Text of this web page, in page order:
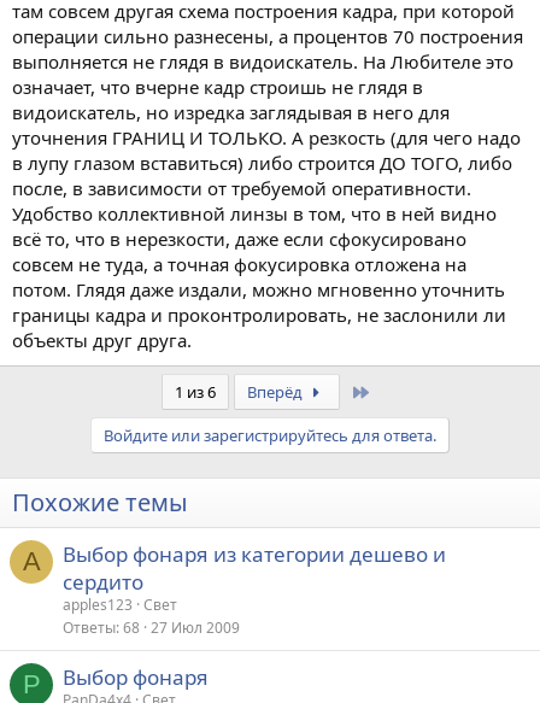
там совсем другая схема построения кадра, при которой
операции сильно разнесены, а процентов 70 построения
выполняется не глядя в видоискатель. На Любителе это
означает, что вчерне кадр строишь не глядя в
видоискатель, но изредка заглядывая в него для
уточнения ГРАНИЦ И ТОЛЬКО. А резкость (для чего надо
в лупу глазом вставиться) либо строится ДО ТОГО, либо
после, в зависимости от требуемой оперативности.
Удобство коллективной линзы в том, что в ней видно
всё то, что в нерезкости, даже если сфокусировано
совсем не туда, а точная фокусировка отложена на
потом. Глядя даже издали, можно мгновенно уточнить
границы кадра и проконтролировать, не заслонили ли
объекты друг друга.
1 из 6 Вперёд
Войдите или зарегистрируйтесь для ответа.
Похожие темы
A
Выбор фонаря из категории дешево и
сердито
apples123 Свет
Ответы 68 27 Июл 2009
P Выбор фонаря